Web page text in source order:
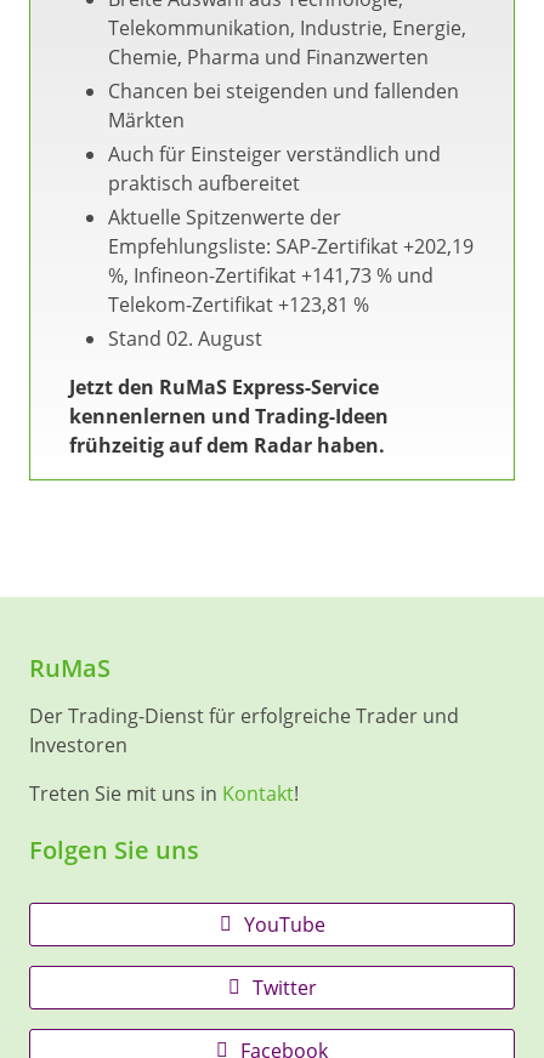
Telekommunikation, Industrie, Energie,
Chemie, Pharma und Finanzwerten
Chancen bei steigenden und fallenden
Märkten
Auch für Einsteiger verständlich und
praktisch aufbereitet
Aktuelle Spitzenwerte der
Empfehlungsliste: SAP-Zertifikat +202,19
%, Infineon-Zertifikat +141,73 % und
Telekom-Zertifikat +123,81 %
Stand 02. August
Jetzt den RuMaS Express-Service
kennenlernen und Trading-Ideen
frühzeitig auf dem Radar haben.
RuMaS
Der Trading-Dienst für erfolgreiche Trader und
Investoren
Treten Sie mit uns in Kontakt!
Folgen Sie uns
YouTube
Twitter
Facebook